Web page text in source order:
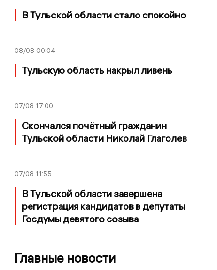
В Тульской области стало спокойно
08/08 00:04
Тульскую область накрыл ливень
07/08 17:00
Скончался почётный гражданин
Тульской области Николай Глаголев
07/08 11:55
В Тульской области завершена
регистрация кандидатов в депутаты
Госдумы девятого созыва
Главные новости